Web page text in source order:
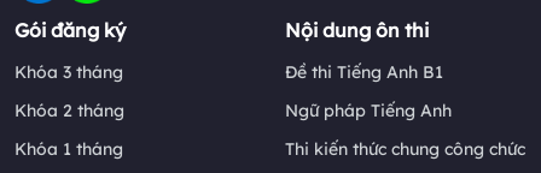
Gói đăng ký
Khóa 3 tháng
Khóa 2 tháng
Khóa 1 tháng
Nội dung ôn thi
Đề thi Tiếng Anh B1
Ngữ pháp Tiếng Anh
Thi kiến thức chung công chức